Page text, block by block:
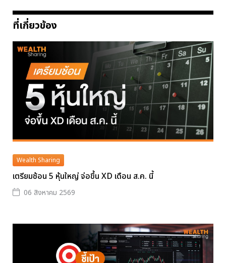
ที่เกี่ยวข้อง
Wealth Sharing
เตรียมช้อน 5 หุ้นใหญ่ จ่อขึ้น XD เดือน ส.ค. นี้
06 สิงหาคม 2569